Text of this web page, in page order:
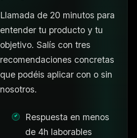
Llamada de 20 minutos para
entender tu producto y tu
objetivo. Salís con tres
recomendaciones concretas
que podéis aplicar con o sin
nosotros.
Respuesta en menos
de 4h laborables